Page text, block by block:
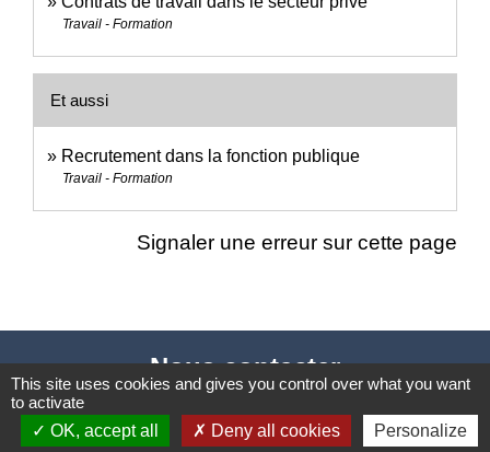
Travail - Formation
Et aussi
Recrutement dans la fonction publique
Travail - Formation
Signaler une erreur sur cette page
Nous contacter
Commune de Puylaurens
1 rue de la Mairie
This site uses cookies and gives you control over what you want
to activate
OK, accept all
Deny all cookies Personalize